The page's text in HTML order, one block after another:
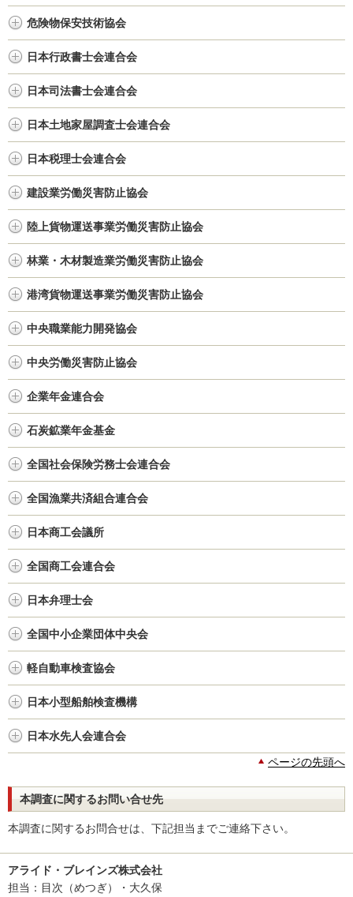
危険物保安技術協会
日本行政書士会連合会
日本司法書士会連合会
日本土地家屋調査士会連合会
日本税理士会連合会
建設業労働災害防止協会
陸上貨物運送事業労働災害防止協会
林業・木材製造業労働災害防止協会
港湾貨物運送事業労働災害防止協会
中央職業能力開発協会
中央労働災害防止協会
企業年金連合会
石炭鉱業年金基金
全国社会保険労務士会連合会
全国漁業共済組合連合会
日本商工会議所
全国商工会連合会
日本弁理士会
全国中小企業団体中央会
軽自動車検査協会
日本小型船舶検査機構
日本水先人会連合会
ページの先頭へ
本調査に関するお問い合せ先
本調査に関するお問合せは、下記担当までご連絡下さい。
アライド・ブレインズ株式会社
担当：目次（めつぎ）・大久保